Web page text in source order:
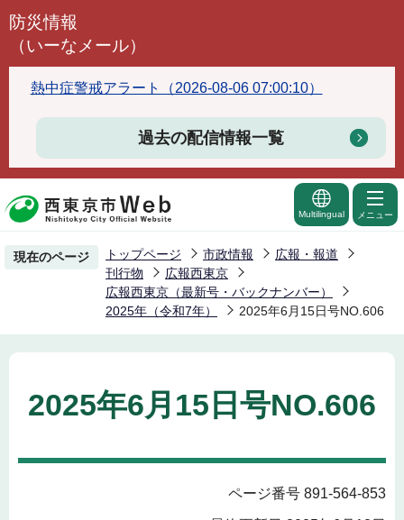
こ
頭
で
防災情報
（いーなメール）
熱中症警戒アラート（2026-08-06 07:00:10）
過去の配信情報一覧
Multilingual メニュー
現在のページ トップページ 市政情報
広報・報道
刊行物
広報西東京
広報西東京（最新号・バックナンバー）
2025年（令和7年）
2025年6月15日号NO.606
2025年6月15日号NO.606
ページ番号 891-564-853